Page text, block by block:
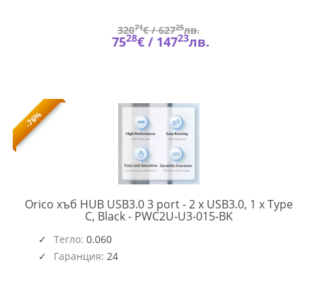
32071€ /62725лв.
7528€ / 14723лв.
-76%
Orico хъб HUB USB3.0 3 port - 2 x USB3.0, 1 x Type
C, Black - PWC2U-U3-015-BKPWC2U-
Тегло: 0.060
Гаранция: 24